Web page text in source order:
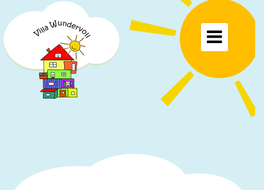
